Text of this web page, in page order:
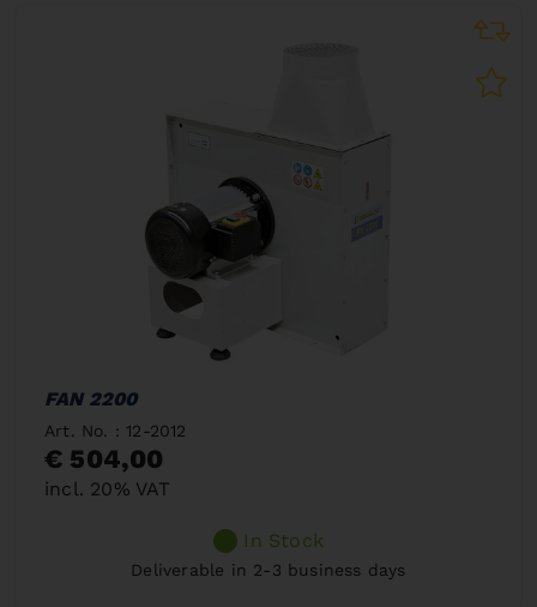
FAN 2200
Art. No. : 12-2012
€ 504,00
incl. 20% VAT
In Stock
Deliverable in 2-3 business days